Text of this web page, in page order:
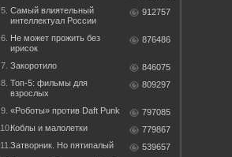
5. Самый влиятельный
интеллектуал России
912757
6. Не может прожить без
ирисок
876486
7. Закоротило
846075
8. Топ-5: фильмы для
взрослых
809297
9. «Роботы» против Daft Punk
797085
10.Коблы и малолетки
779867
11.Затворник. Но пятипалый
539657